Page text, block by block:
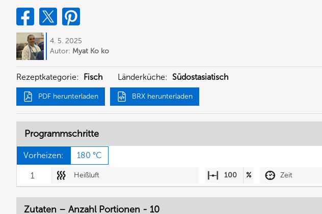
4. 5. 2025
Autor: Myat Ko ko
Rezeptkategorie: Fisch Länderküche: Südostasiatisch
PDF herunterladen BRX herunterladen
Programmschritte
Vorheizen: 180 °C
1 Heißluft 100 % Zeit
Zutaten – Anzahl Portionen - 10